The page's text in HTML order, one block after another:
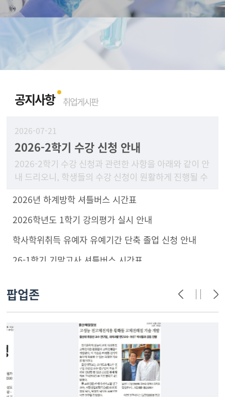
공지사항 취업게시판
2026-07-21
2026-2학기 수강 신청 안내
2026-2학기 수강 신청과 관련한 사항을 아래와 같이 안
내 드리오니, 학생들의 수강 신청이 원활하게 진행될 수
주시기 바랍니
2026년 하계방학 셔틀버스 시간표
2026학년도 1학기 강의평가 실시 안내
학사학위취득 유예자 유예기간 단축 졸업 신청 안내
26-1학기 기말고사 셔틀버스 시간표
팝업존